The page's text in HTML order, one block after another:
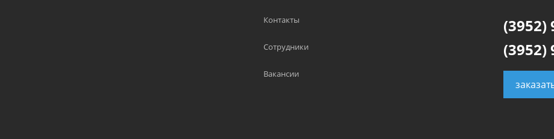
Контакты
Сотрудники
Вакансии
(3952)
(3952)